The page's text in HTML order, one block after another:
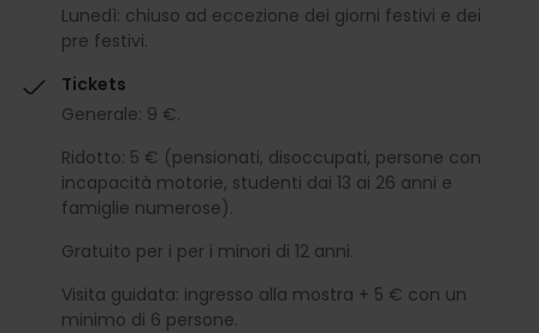
Lunedì: chiuso ad eccezione dei giorni festivi e dei
pre festivi.
Tickets
Generale: 9 €.
Ridotto: 5 € (pensionati, disoccupati, persone con
incapacità motorie, studenti dai 13 ai 26 anni e
famiglie numerose).
Gratuito per i per i minori di 12 anni.
Visita guidata: ingresso alla mostra + 5 € con un
minimo di 6 persone.